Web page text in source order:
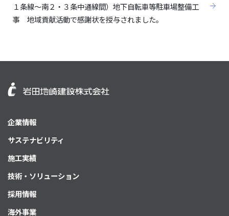
１条線～南２・３条中通線間）地下自転車等駐車場整備工
事 地域貢献活動で感謝状を授与されました。
企業情報
サステナビリティ
施工実績
技術・ソリューション
採用情報
海外事業